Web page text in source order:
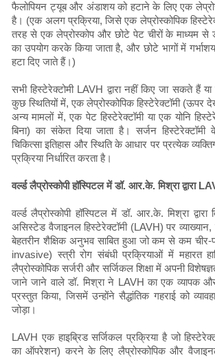
फैलोपियन ट्यूब और अंडाशय को हटाने के लिए एक
है। (एक अलग प्रक्रिया, जिसे एक लेप्रोस्कोपिक
तरह से एक लेप्रोस्कोप और छोटे पेट चीरों के माध्यम से
का उपयोग करके किया जाता है, और छोटे भागों में
हटा दिए जाते हैं।)
सभी हिस्टेरेक्टोमी LAVH द्वारा नहीं किए जा सकते हैं
कुछ स्थितियों में, एक लेप्रोस्कोपिक हिस्टेरेक्टॉमी (ऊपर
अन्य मामलों में, एक पेट हिस्टेरेक्टॉमी या एक योनि
बिना) का संकेत दिया जाता है। सर्जन
चिकित्सा इतिहास और स्थिति के आधार पर प्रत्येक
प्रक्रिया निर्धारित करता है।
वर्ल्ड लैप्रोस्कोपी हॉस्पिटल में डॉ. आर.के. मिश्रा द्वारा
वर्ल्ड लैप्रोस्कोपी हॉस्पिटल में डॉ. आर.के. मिश्रा द्वारा
असिस्टेड वैजाइनल हिस्टेरेक्टॉमी (LAVH) पर
बेहतरीन शैक्षिक अनुभव साबित हुआ जो कम से कम चीर-
invasive) स्त्री रोग संबंधी प्रक्रियाओं में महारत
लैप्रोस्कोपिक सर्जरी और सर्जिकल शिक्षा में अपनी
जाने जाने वाले डॉ. मिश्रा ने LAVH का एक व्यापक
प्रस्तुत किया, जिसमें उन्होंने सैद्धांतिक गहराई को
जोड़ा।
LAVH एक हाइब्रिड सर्जिकल प्रक्रिया है जो
का ऑपरेशन) करने के लिए लैप्रोस्कोपिक और वैजाइनल